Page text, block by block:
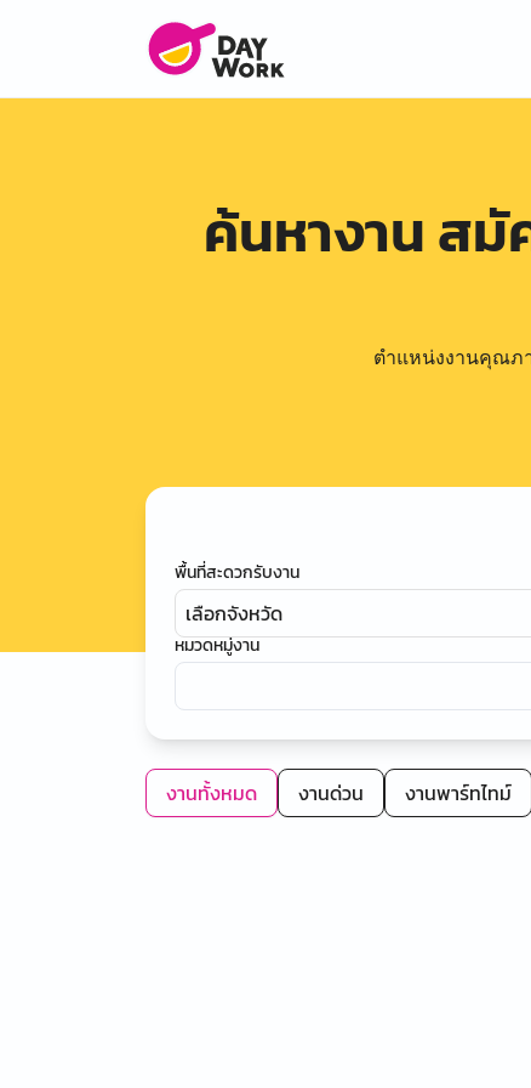
ค้นหางาน สมั
ตำแหน่งงานคุณภ
พื้นที่สะดวกรับงาน
เลือกจังหวัด
หมวดหมู่งาน
งานทั้งหมด งานด่วน งานพาร์ทไทม์